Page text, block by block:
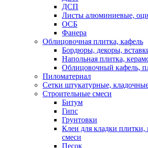
ДСП
Листы алюминиевые,
ОСБ
Фанера
Облицовочная плитка, кафель
Бордюры, декоры,
Напольная плитка,
Облицовочный кафель,
Пиломатериал
Сетки штукатурные,
Строительные смеси
Битум
Гипс
Грунтовки
Клеи для кладки
смеси
Песок